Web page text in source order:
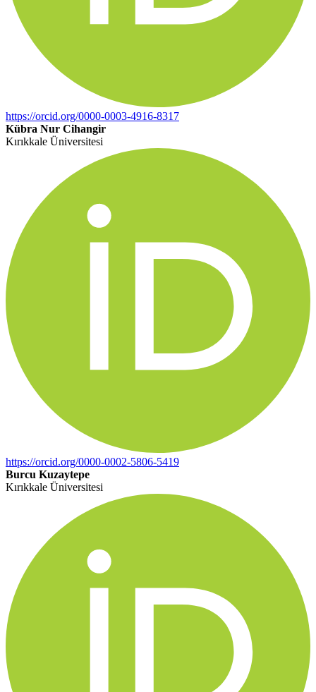
https://orcid.org/0000-0003-4916-8317
Kübra Nur Cihangir
Kırıkkale Üniversitesi
https://orcid.org/0000-0002-5806-5419
Burcu Kuzaytepe
Kırıkkale Üniversitesi